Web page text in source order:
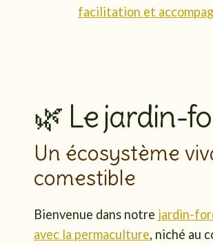
facilitation et
🌿 Le jardin-
Un écosystème
comestible
Bienvenue dans notre jardin-
avec la permaculture, niché au